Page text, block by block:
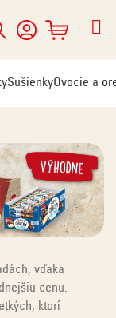
Hľadať
NÁKUPNÝ
KOŠÍK
SušienkyOvocie a
vďaka
cenu.
ktorí